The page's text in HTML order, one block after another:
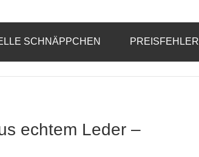
SCHNÄPPCHEN
echtem Leder –